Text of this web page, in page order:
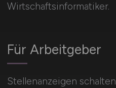
Wirtschaftsinformatiker.
Für Arbeitgeber
Stellenanzeigen schalten